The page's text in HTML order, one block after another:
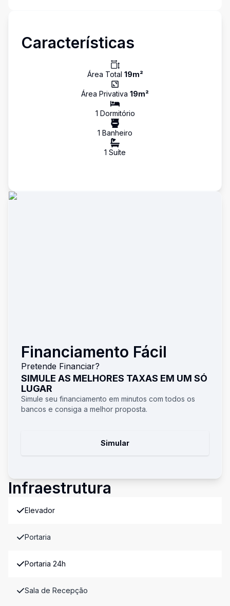
Características
Área Total 19m²
Área Privativa 19m²
1 Dormitório
1 Banheiro
1 Suíte
Financiamento Fácil
Pretende Financiar?
SIMULE AS MELHORES TAXAS EM UM SÓ
LUGAR
Simule seu financiamento em minutos com todos os
bancos e consiga a melhor proposta.
Simular
Infraestrutura
Elevador
Portaria
Portaria 24h
Sala de Recepção